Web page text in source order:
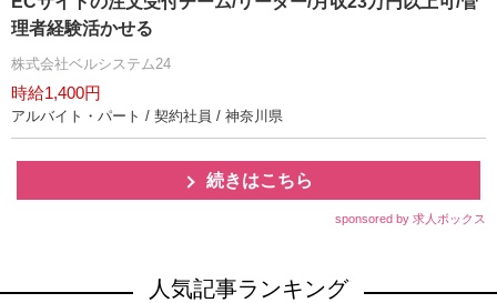
理者経験活かせる
株式会社ベルシステム24
時給1,400円
アルバイト・パート / 契約社員 / 神奈川県
続きはこちら
sponsored by 求人ボックス
人気記事ランキング